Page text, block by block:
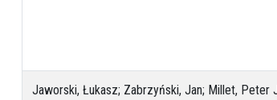
Jaworski, Łukasz; Zabrzyński, Jan; Millet, Peter